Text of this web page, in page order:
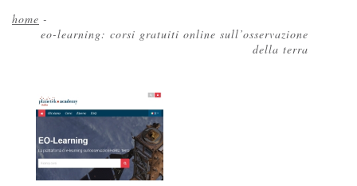
Briciole
home -
eo-learning: corsi gratuiti online sull’osservazione
della terra